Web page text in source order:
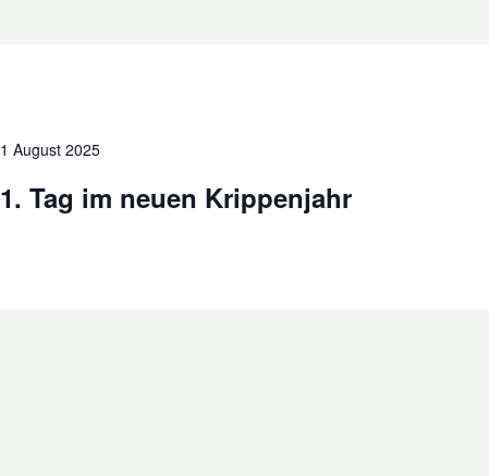
1 August 2025
1. Tag im neuen Krippenjahr